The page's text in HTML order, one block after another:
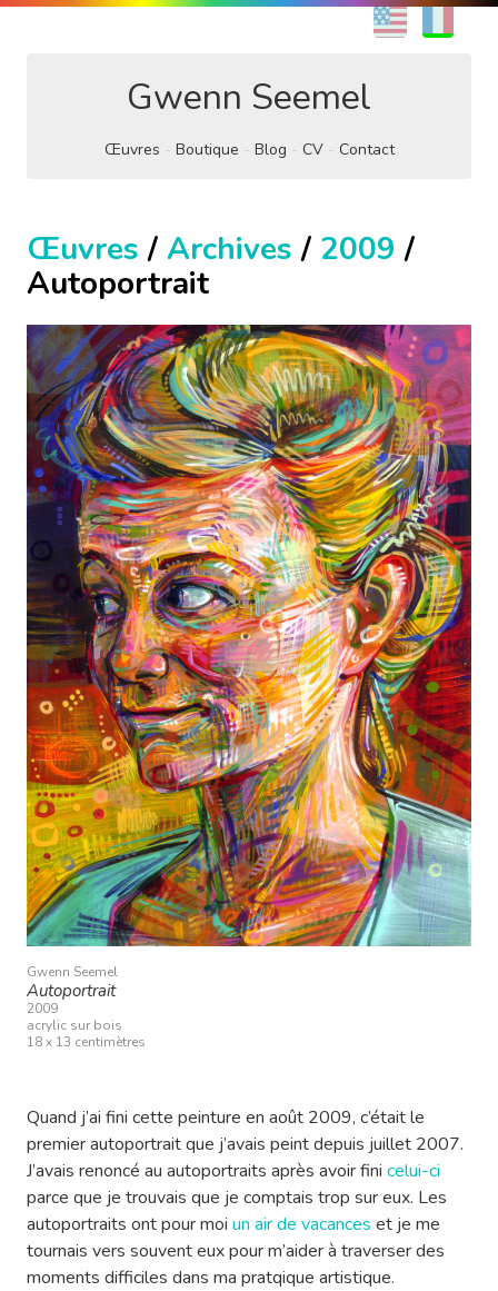
EN
Gwenn Seemel
Œuvres Boutique Blog CV Contact
Œuvres / Archives / 2009 /
Autoportrait
Gwenn Seemel
Autoportrait
2009
acrylic sur bois
18 x 13 centimètres
Quand j’ai fini cette peinture en août 2009, c’était le
premier autoportrait que j’avais peint depuis juillet 2007.
J’avais renoncé au autoportraits après avoir fini celui-ci
parce que je trouvais que je comptais trop sur eux. Les
autoportraits ont pour moi un air de vacances et je me
tournais vers souvent eux pour m’aider à traverser des
moments difficiles dans ma pratqique artistique.